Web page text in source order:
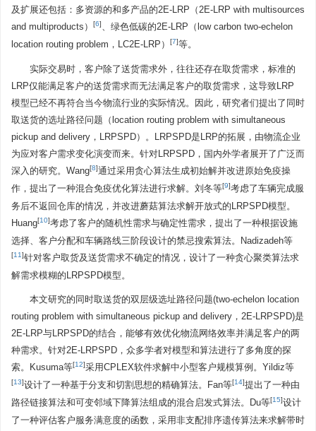
及扩展还包括：多资源的和多产品的2E-LRP（2E-LRP with multisources
and multiproducts）
[6]、绿色低碳的2E-LRP（low carbon two-echelon
location routing problem，LC2E-LRP）
[7]等。
实际交易时，客户除了送货需求外，往往还存在取货需求，标准的
LRP仅能满足客户的送货需求而无法满足客户的取货需求，这导致LRP
模型已经不再符合当今物流行业的实际情况。因此，研究者们提出了同时
取送货的选址路径问题（location routing problem with simultaneous
pickup and delivery，LRPSPD）。LRPSPD是LRP的拓展，由物流企业
为应对客户需求变化演变而来。针对LRPSPD，国内外学者展开了广泛而
深入的研究。Wang[8]通过采用贪心算法生成初始解并改进原始免疫操
作，提出了一种混合免疫优化算法进行求解。刘冬等[9]考虑了车辆完成服
务后不返回仓库的情况，并改进蘑菇算法求解开放式的LRPSPD模型。
Huang[10]考虑了客户的随机性需求与确定性需求，提出了一种根据设施
选择、客户分配和车辆路线三阶段设计的禁忌搜索算法。Nadizadeh等
[11]针对客户取货及送货需求不确定的情况，设计了一种贪心聚类算法求
解需求模糊的LRPSPD模型。
本文研究的同时取送货的双层级选址路径问题(two-echelon location
routing problem with simultaneous pickup and delivery，2E-LRPSPD)是
2E-LRP与LRPSPD的结合，能够有效优化物流网络效率并满足客户的两
种需求。针对2E-LRPSPD，众多学者对模型和算法进行了多角度的探
索。Kusuma等[12]采用CPLEX软件求解中小型客户规模算例。Yildiz等
[13]设计了一种基于分支和切割思想的精确算法。Fan等[14]提出了一种由
路径链接算法和可变邻域下降算法组成的混合启发式算法。Du等[15]设计
了一种评估客户服务满意度的函数，采用非支配排序遗传算法来求解带时